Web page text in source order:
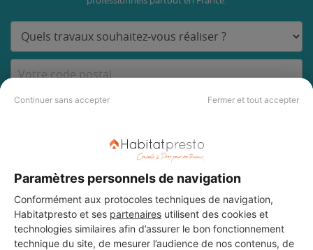
Continuer sans accepter Fermer et tout accepter
Paramètres personnels de navigation
Conformément aux protocoles techniques de navigation,
Habitatpresto et ses partenaires utilisent des cookies et
technologies similaires afin d’assurer le bon fonctionnement
technique du site, de mesurer l’audience de nos contenus, de
DEMANDER UN DEVIS
Les 1 autres Carreleurs pour
vos travaux à Villecomtal-sur-
Arros